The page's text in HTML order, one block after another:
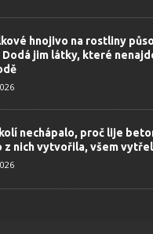
hnojivo na rostliny
Dodá jim látky, které
nechápalo, proč lije
z nich vytvořila, všem